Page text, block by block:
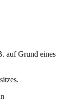
auf Grund eines